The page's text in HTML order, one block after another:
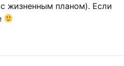
жизненным планом). Если